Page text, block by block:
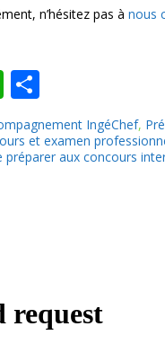
n’hésitez pas à nous
W
h
at
s
ar
ta
g
IngéChef,
et examen
préparer aux concours